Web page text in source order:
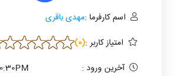
اسم کارفرما :مهدی باقری
امتیاز کاربر (0):
آخرین ورود :